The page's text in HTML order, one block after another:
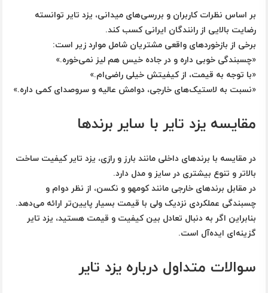
بر اساس نظرات کاربران و بررسی‌های میدانی، یزد تایر توانسته
رضایت بالایی از رانندگان ایرانی کسب کند.
برخی از بازخوردهای واقعی مشتریان شامل موارد زیر است:
«چسبندگی خوبی داره و در جاده خیس هم لیز نمی‌خوره.»
«با توجه به قیمت، از کیفیتش خیلی راضی‌ام.»
«نسبت به لاستیک‌های خارجی، دوامش عالیه و سروصدای کمی داره.»
مقایسه یزد تایر با سایر برندها
در مقایسه با برندهای داخلی مانند بارز و رازی، یزد تایر کیفیت ساخت
بالاتر و تنوع بیشتری در سایز و مدل دارد.
در مقابل برندهای خارجی مانند کومهو و نکسن، از نظر دوام و
چسبندگی عملکردی نزدیک ولی با قیمت بسیار پایین‌تر ارائه می‌دهد.
بنابراین اگر به دنبال تعادل بین کیفیت و قیمت هستید، یزد تایر
گزینه‌ای ایده‌آل است.
سوالات متداول درباره یزد تایر